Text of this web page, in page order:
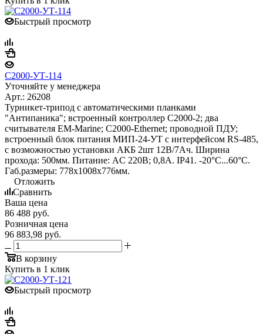
Быстрый просмотр
С2000-УТ-114
Уточняйте у менеджера
Арт.: 26208
Турникет-трипод с автоматическими планками
"Антипаника"; встроенный контроллер С2000-2; два
считывателя EM-Marine; С2000-Ethernet; проводной ПДУ;
встроенный блок питания МИП-24-УТ с интерфейсом RS-485,
с возможностью установки АКБ 2шт 12В/7Ач. Ширина
прохода: 500мм. Питание: AC 220В; 0,8А. IP41. -20°С...60°С.
Габ.размеры: 778х1008х776мм.
Отложить
Сравнить
Ваша цена
86 488 руб.
Розничная цена
96 883,98 руб.
В корзину
Купить в 1 клик
Быстрый просмотр